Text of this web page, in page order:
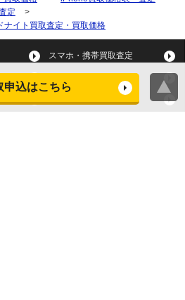
申込はこちら
定
>
イト買取査定・買取価格
スマホ・携帯買取査定
定